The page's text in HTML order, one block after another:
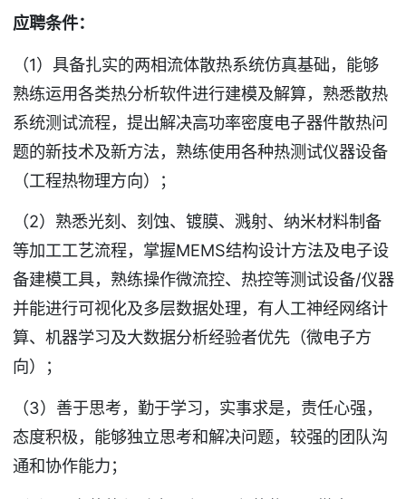
应聘条件：
（1）具备扎实的两相流体散热系统仿真基础，能够
熟练运用各类热分析软件进行建模及解算，熟悉散热
系统测试流程，提出解决高功率密度电子器件散热问
题的新技术及新方法，熟练使用各种热测试仪器设备
（工程热物理方向）；
（2）熟悉光刻、刻蚀、镀膜、溅射、纳米材料制备
等加工工艺流程，掌握MEMS结构设计方法及电子设
备建模工具，熟练操作微流控、热控等测试设备/仪器
并能进行可视化及多层数据处理，有人工神经网络计
算、机器学习及大数据分析经验者优先（微电子方
向）；
（3）善于思考，勤于学习，实事求是，责任心强，
态度积极，能够独立思考和解决问题，较强的团队沟
通和协作能力；